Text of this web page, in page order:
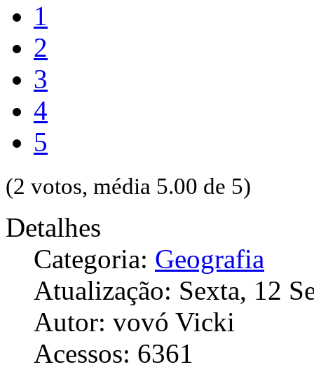
1
2
3
4
5
(2 votos, média 5.00 de 5)
Detalhes
Categoria: Geografia
Atualização: Sexta, 12
Autor: vovó Vicki
Acessos: 6361